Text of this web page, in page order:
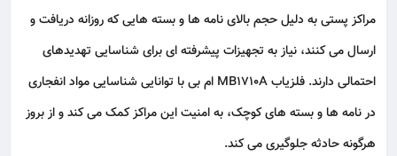
مراکز پستی به دلیل حجم بالای نامه‌ ها و بسته‌ هایی که روزانه دریافت و
ارسال می‌ کنند، نیاز به تجهیزات پیشرفته‌ ای برای شناسایی تهدیدهای
احتمالی دارند. فلزیاب MB1710A ام بی با توانایی
شناسایی مواد انفجاری
در نامه‌ ها و بسته‌ های کوچک، به امنیت این مراکز کمک می‌ کند و از بروز
هرگونه حادثه جلوگیری می‌ کند.